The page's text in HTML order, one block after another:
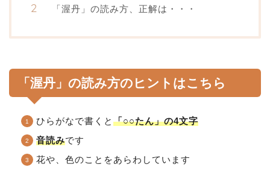
「渥丹」の読み方、正解は・・・
「渥丹」の読み方のヒントはこちら
ひらがなで書くと 「○○たん」の4文字
音読みです
花や、色のことをあらわしています